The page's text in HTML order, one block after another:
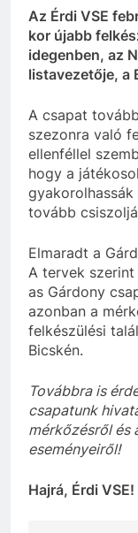
Az Érdi VSE
kor újabb
idegenben, az
listavezetője, a
A csapat
szezonra való
ellenféllel
hogy a
tovább
Elmaradt a
A tervek szerint
as Gárdony
azonban a
felkészülési
Bicskén.
Továbbra is
csapatunk
mérkőzésről és
eseményeiről!
Hajrá, Érdi VSE!